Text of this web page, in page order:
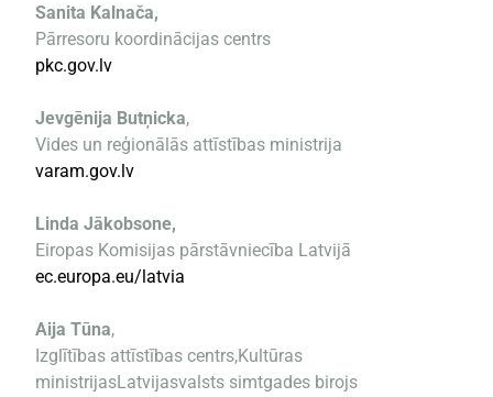
Sanita Kalnača,
Pārresoru koordinācijas centrs
pkc.gov.lv
Jevgēnija Butņicka,
Vides un reģionālās attīstības ministrija
varam.gov.lv
Linda Jākobsone,
Eiropas Komisijas pārstāvniecība Latvijā
ec.europa.eu/latvia
Aija Tūna,
Izglītības attīstības centrs,Kultūras
ministrijasLatvijasvalsts simtgades birojs